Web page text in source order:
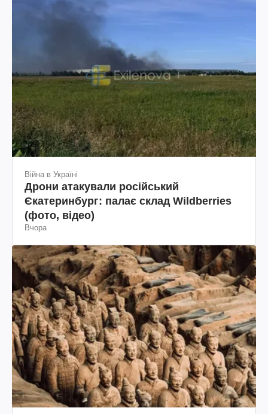
Війна в Україні
Дрони атакували російський
Єкатеринбург: палає склад Wildberries
(фото, відео)
Вчора